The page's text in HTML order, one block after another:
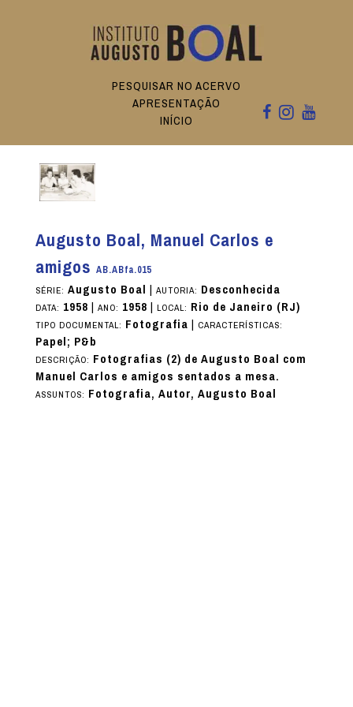
PESQUISAR NO ACERVO
APRESENTAÇÃO
INÍCIO
Augusto Boal, Manuel Carlos e
amigos AB.ABfa.015
SÉRIE: Augusto Boal | AUTORIA: Desconhecida
DATA: 1958| ANO: 1958| LOCAL: Rio de Janeiro (RJ)
TIPO DOCUMENTAL: Fotografia| CARACTERÍSTICAS:
Papel; P&b
DESCRIÇÃO: Fotografias (2) de Augusto Boal com
Manuel Carlos e amigos sentados a mesa.
ASSUNTOS: Fotografia, Autor, Augusto Boal